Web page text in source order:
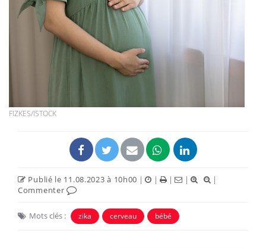
FIZKES/ISTOCK
Publié le 11.08.2023 à 10h00 | | | |
|
Commenter
Mots clés : zika cerveau bébé